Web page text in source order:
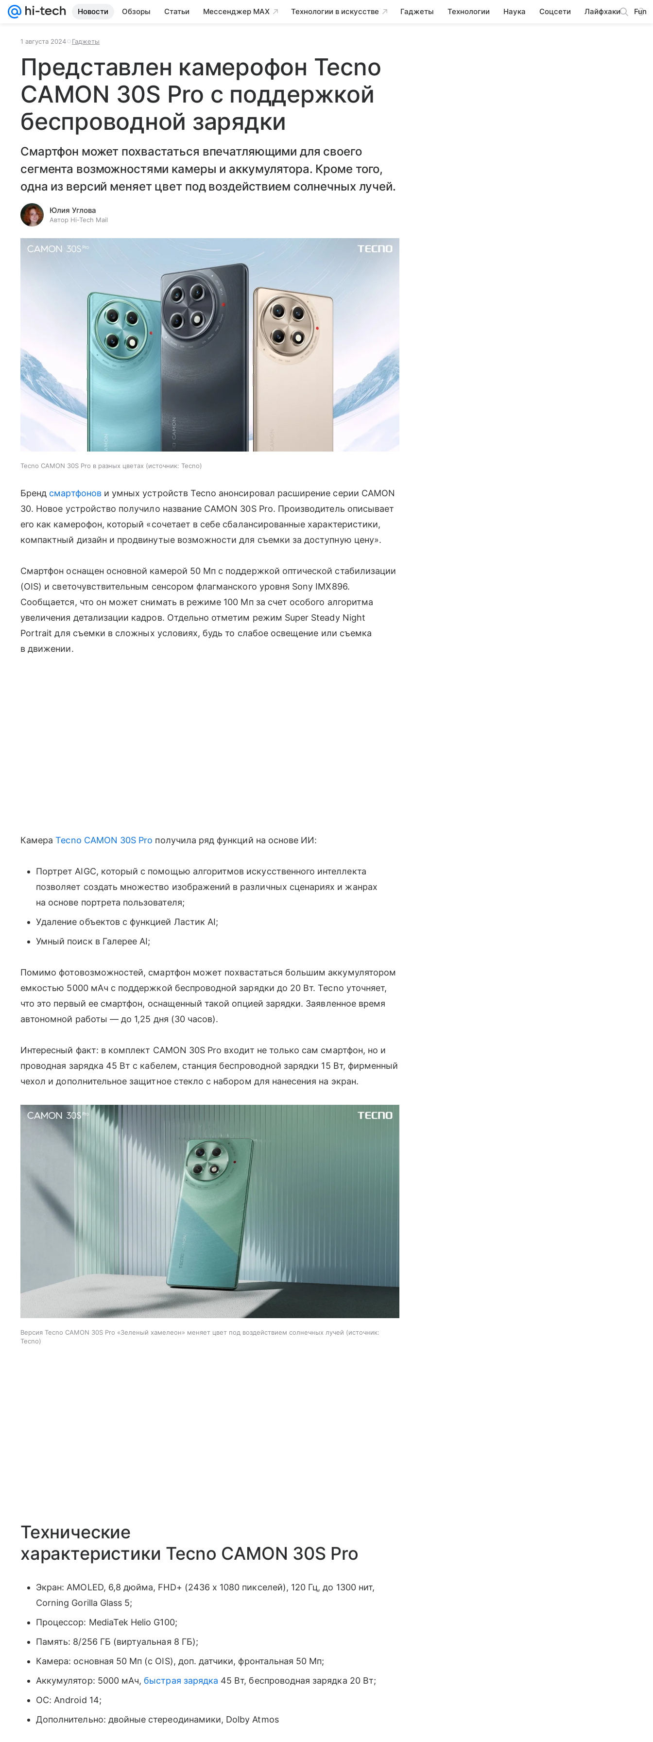
Новости Обзоры Статьи Мессенджер MAX Технологии в искусстве Гаджеты Технологии Наука Соцсети Лайфхаки Fun
1 августа 2024 Гаджеты
Представлен камерофон Tecno
CAMON 30S Pro с поддержкой
беспроводной зарядки
Смартфон может похвастаться впечатляющими для своего
сегмента возможностями камеры и аккумулятора. Кроме того,
одна из версий меняет цвет под воздействием солнечных лучей.
Юлия Углова
Автор Hi-Tech Mail
Tecno CAMON 30S Pro в разных цветах источник: Tecno
Бренд смартфонови умных устройств Tecno анонсировал расширение серии CAMON
30. Новое устройство получило название CAMON 30S Pro. Производитель описывает
его как камерофон, который «сочетает в себе сбалансированные характеристики,
компактный дизайн и продвинутые возможности для съемки за доступную цену».
Смартфон оснащен основной камерой 50 Мп с поддержкой оптической стабилизации
(OIS) и светочувствительным сенсором флагманского уровня Sony IMX896.
Сообщается, что он может снимать в режиме 100 Мп за счет особого алгоритма
увеличения детализации кадров. Отдельно отметим режим Super Steady Night
Portrait для съемки в сложных условиях, будь то слабое освещение или съемка
в движении.
КамераTecno CAMON 30S Pro получила ряд функций на основе ИИ:
Портрет AIGC, который с помощью алгоритмов искусственного интеллекта
позволяет создать множество изображений в различных сценариях и жанрах
на основе портрета пользователя;
Удаление объектов с функцией Ластик AI;
Умный поиск в Галерее AI;
Помимо фотовозможностей, смартфон может похвастаться большим аккумулятором
емкостью 5000 мАч с поддержкой беспроводной зарядки до 20 Вт. Tecno уточняет,
что это первый ее смартфон, оснащенный такой опцией зарядки. Заявленное время
автономной работы — до 1,25 дня (30 часов).
Интересный факт: в комплект CAMON 30S Pro входит не только сам смартфон, но и
проводная зарядка 45 Вт с кабелем, станция беспроводной зарядки 15 Вт, фирменный
чехол и дополнительное защитное стекло с набором для нанесения на экран.
Версия Tecno CAMON 30S Pro «Зеленый хамелеон» меняет цвет под воздействием солнечных лучей
источник:
Tecno
Технические
характеристики Tecno CAMON 30S Pro
Экран: AMOLED, 6,8 дюйма, FHD+ (2436 x 1080 пикселей), 120 Гц, до 1300 нит,
Corning Gorilla Glass 5;
Процессор: MediaTek Helio G100;
Память: 8/256 ГБ (виртуальная 8 ГБ);
Камера: основная 50 Мп (с OIS), доп. датчики, фронтальная 50 Мп;
Аккумулятор: 5000 мАч, быстрая зарядка 45 Вт, беспроводная зарядка 20 Вт;
ОС: Android 14;
Дополнительно: двойные стереодинамики, Dolby Atmos